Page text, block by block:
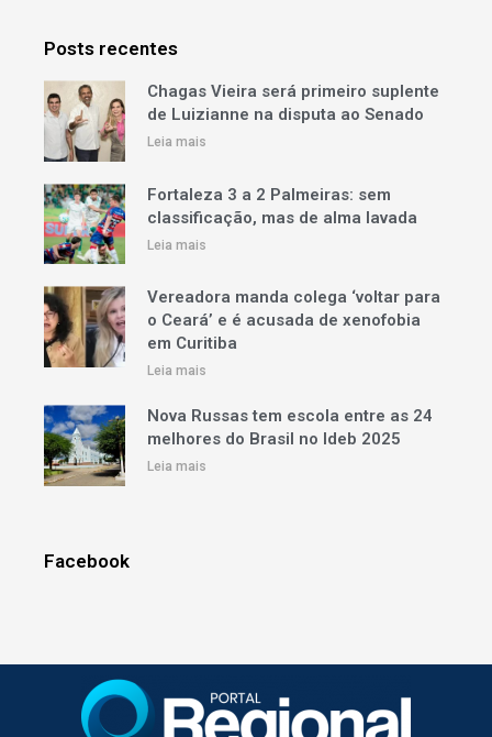
Posts recentes
Chagas Vieira será primeiro suplente
de Luizianne na disputa ao Senado
Leia mais
Fortaleza 3 a 2 Palmeiras: sem
classificação, mas de alma lavada
Leia mais
Vereadora manda colega ‘voltar para
o Ceará’ e é acusada de xenofobia
em Curitiba
Leia mais
Nova Russas tem escola entre as 24
melhores do Brasil no Ideb 2025
Leia mais
Facebook